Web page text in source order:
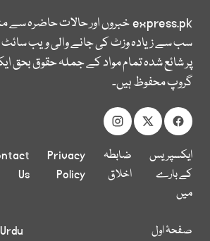
express.pkخبروں اور حالات حاضرہ سے
سب سے زیادہ وزٹ کی جانے والی ویب
پر شائع شدہ تمام مواد کے جملہ حقوق بحق
گروپ محفوظ ہیں۔
ایکسپریس
کے بارے
میں
ضابطہ
اخلاق
Privacy
Policy
Us
صفحۂ اول